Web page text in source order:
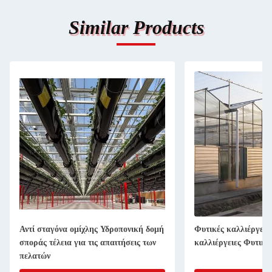
Similar Products
Αντί σταγόνα ομίχλης Υδροπονική δομή
σποράς τέλεια για τις απαιτήσεις των
πελατών
Φυτικές
καλλιέργειες